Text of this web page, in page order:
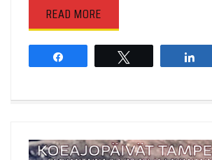
READ MORE